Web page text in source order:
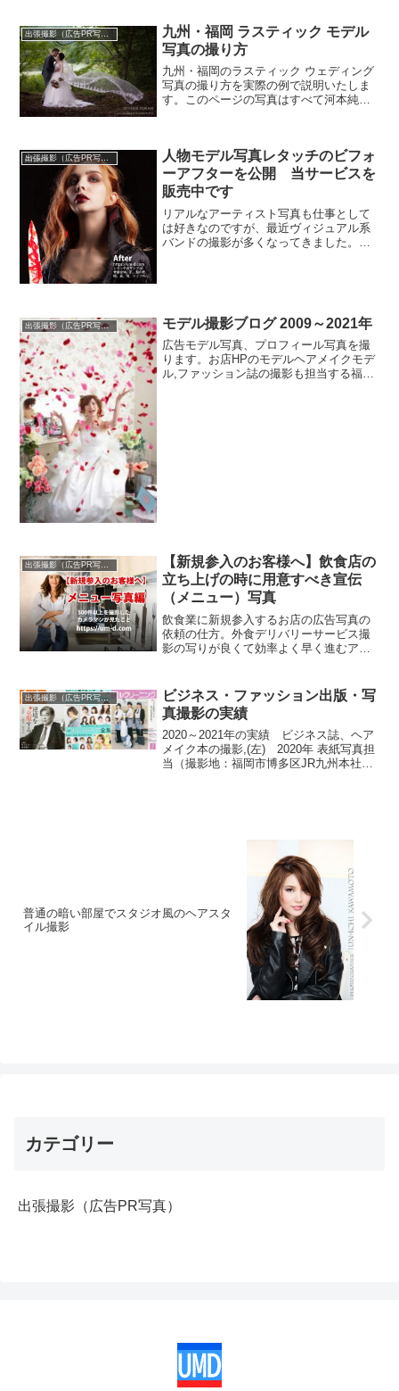
九州・福岡 ラスティック モデル
写真の撮り方
九州・福岡のラスティック ウェディング
写真の撮り方を実際の例で説明いたしま
す。このページの写真はすべて河本純一
出張撮影（広告PR写真）
人物モデル写真レタッチのビフォ
ーアフターを公開 当サービスを
販売中です
リアルなアーティスト写真も仕事として
は好きなのですが、最近ヴィジュアル系
バンドの撮影が多くなってきました。私
出張撮影（広告PR写真） モデル撮影ブログ 2009～2021年
広告モデル写真、プロフィール写真を撮
ります。お店HPのモデルヘアメイクモデ
ル,ファッション誌の撮影も担当する福岡/
【新規参入のお客様へ】飲食店の
立ち上げの時に用意すべき宣伝
（メニュー）写真
飲食業に新規参入するお店の広告写真の
依頼の仕方。外食デリバリーサービス撮
影の写りが良くて効率よく早く進むアド
出張撮影（広告PR写真）
ビジネス・ファッション出版・写
真撮影の実績
2020～2021年の実績 ビジネス誌、ヘア
メイク本の撮影,(左) 2020年 表紙写真担
当（撮影地：福岡市博多区JR九州本社）,
普通の暗い部屋でスタジオ風のヘアスタ
イル撮影
カテゴリー
出張撮影（広告PR写真）